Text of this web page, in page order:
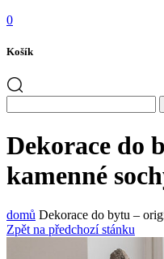
0
Košík
Dekorace do
kamenné
domů Dekorace do bytu –
Zpět na předchozí stánku